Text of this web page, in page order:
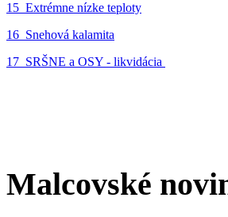
15_Extrémne nízke teploty
16_Snehová kalamita
17_SRŠNE a OSY - likvidácia
Malcovské